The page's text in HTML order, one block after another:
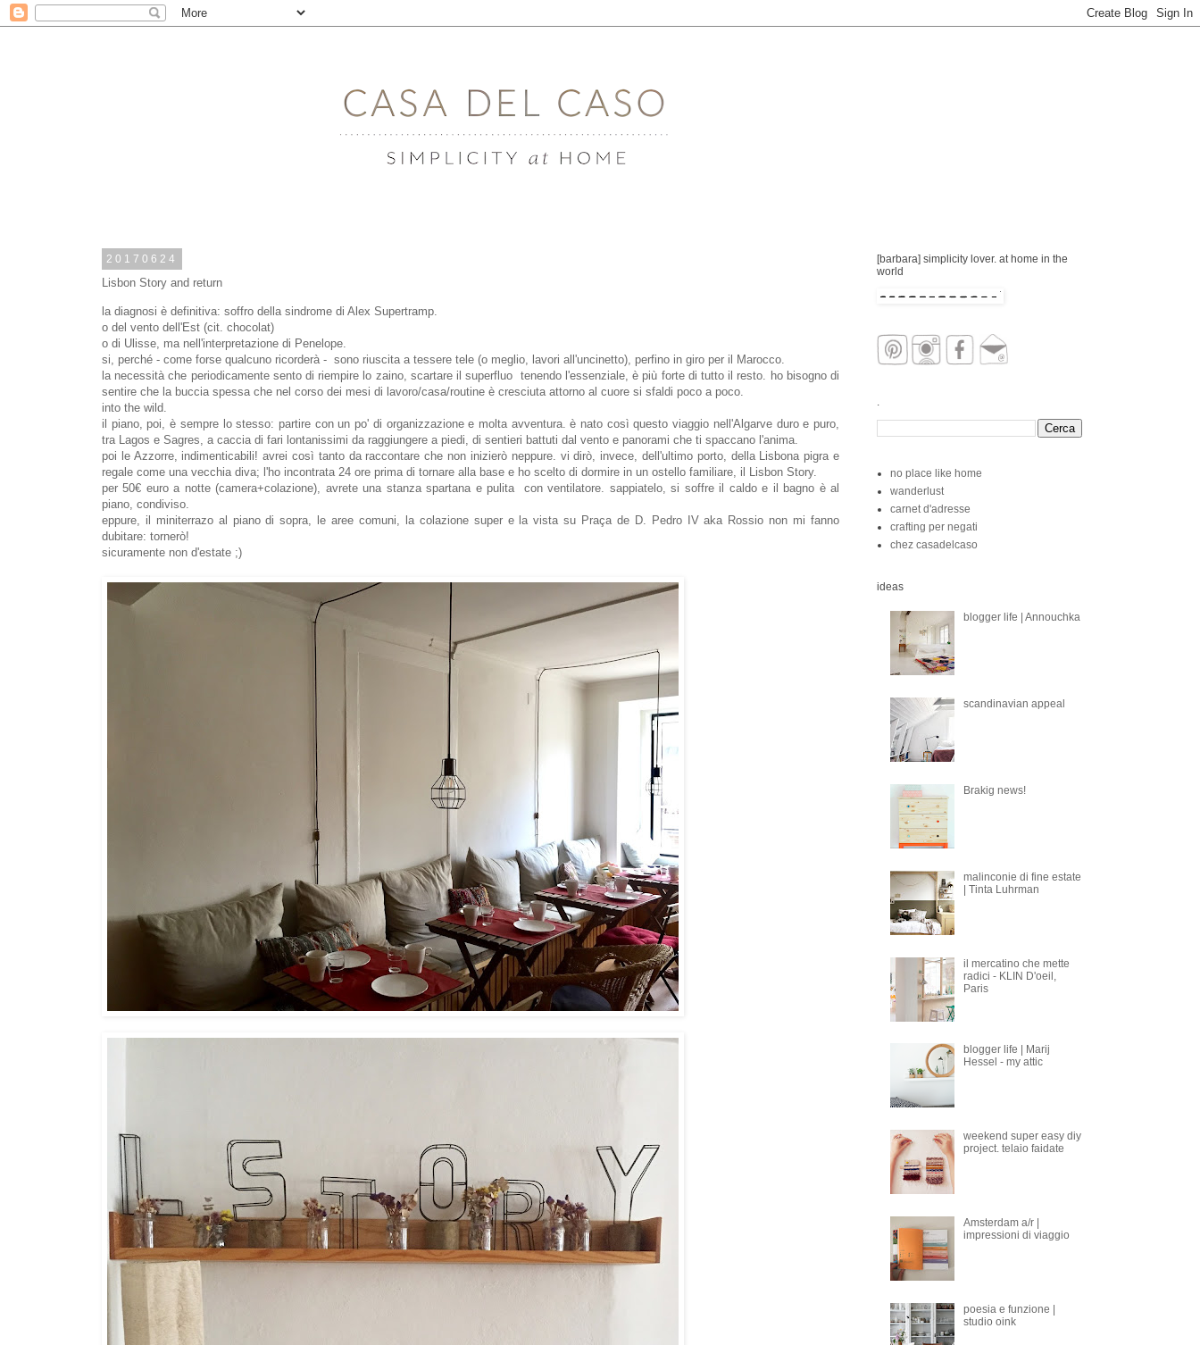
20170624
Lisbon Story and return
la diagnosi è definitiva: soffro della sindrome di Alex Supertramp.
o del vento dell'Est (cit. chocolat)
o di Ulisse, ma nell'interpretazione di Penelope.
si, perché - come forse qualcuno ricorderà - sono riuscita a tessere tele (o meglio, lavori all'uncinetto), perfino in giro per il Marocco.
la necessità che periodicamente sento di riempire lo zaino, scartare il superfluo tenendo l'essenziale, è più forte di tutto il resto. ho bisogno di
sentire che la buccia spessa che nel corso dei mesi di lavoro/casa/routine è cresciuta attorno al cuore si sfaldi poco a poco.
into the wild.
il piano, poi, è sempre lo stesso: partire con un po' di organizzazione e molta avventura. è nato così questo viaggio nell'Algarve duro e puro,
tra Lagos e Sagres, a caccia di fari lontanissimi da raggiungere a piedi, di sentieri battuti dal vento e panorami che ti spaccano l'anima.
poi le Azzorre, indimenticabili! avrei così tanto da raccontare che non inizierò neppure. vi dirò, invece, dell'ultimo porto, della Lisbona pigra e
regale come una vecchia diva; l'ho incontrata 24 ore prima di tornare alla base e ho scelto di dormire in un ostello familiare, il Lisbon Story.
per 50€ euro a notte (camera+colazione), avrete una stanza spartana e pulita con ventilatore. sappiatelo, si soffre il caldo e il bagno è al
piano, condiviso.
eppure, il miniterrazo al piano di sopra, le aree comuni, la colazione super e la vista su Praça de D. Pedro IV aka Rossio non mi fanno
dubitare: tornerò!
sicuramente non d'estate ;)
[barbara] simplicity lover. at home in the
world
.
no place like home
wanderlust
carnet d'adresse
crafting per negati
chez casadelcaso
ideas
blogger life | Annouchka
scandinavian appeal
Brakig news!
malinconie di fine estate
| Tinta Luhrman
il mercatino che mette
radici - KLIN D'oeil,
Paris
blogger life | Marij
Hessel - my attic
weekend super easy diy
project. telaio faidate
Amsterdam a/r |
impressioni di viaggio
poesia e funzione |
studio oink